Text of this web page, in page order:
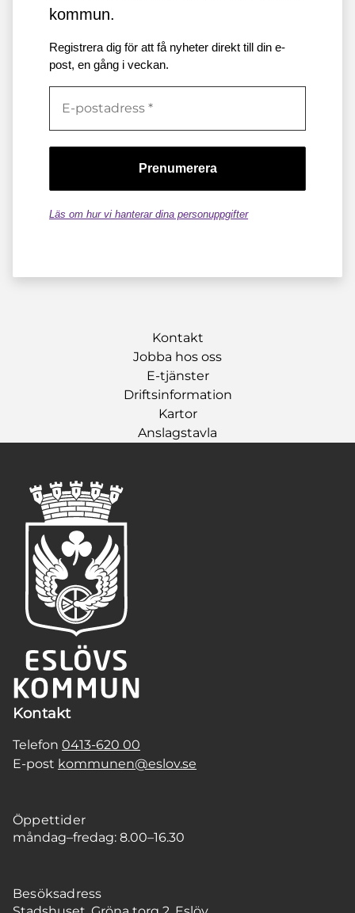
kommun.
Registrera dig för att få nyheter direkt till din e-
post, en gång i veckan.
Läs om hur vi hanterar dina personuppgifter
Kontakt
Jobba hos oss
E-tjänster
Driftsinformation
Kartor
Anslagstavla
Kontakt
Telefon 0413-620 00
E-post kommunen@eslov.se
Öppettider
måndag–fredag: 8.00–16.30
Besöksadress